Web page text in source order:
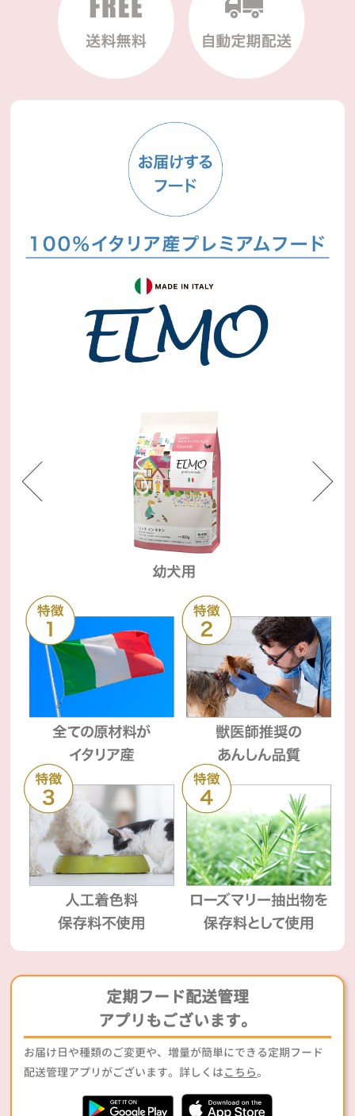
定期フード配送管理
アプリもございます。
お届け日や種類のご変更や、増量が簡単にできる定期フード
配送管理アプリがございます。詳しくはこちら。